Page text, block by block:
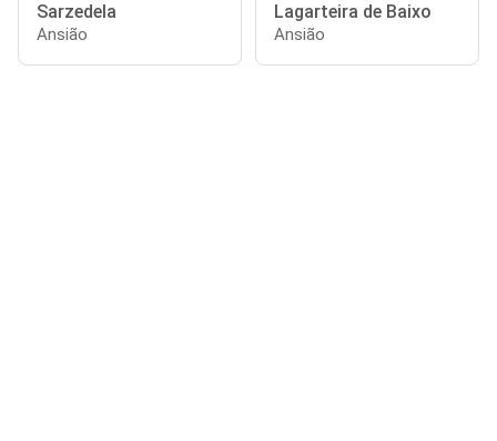
Sarzedela
Ansião
Lagarteira de Baixo
Ansião